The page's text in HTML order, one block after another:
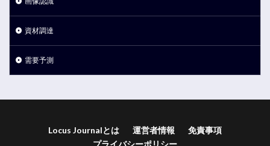
資材調達
需要予測
Locus Journalとは 運営者情報
免責事項